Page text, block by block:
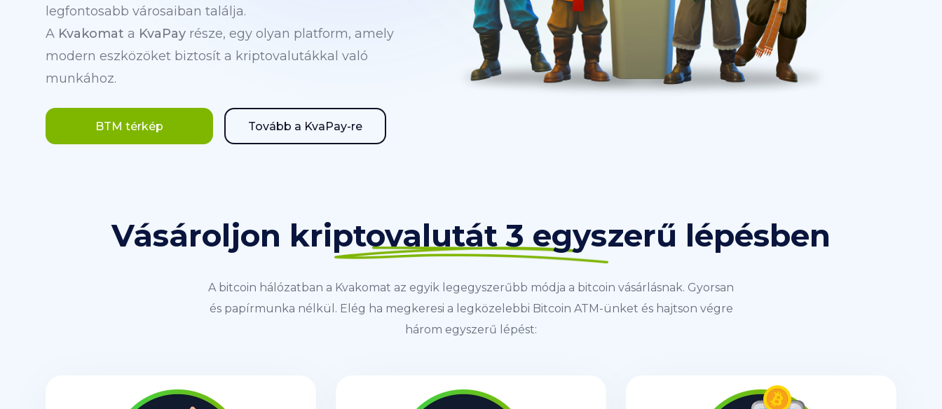
legfontosabb városaiban találja.
A Kvakomat a KvaPay része, egy olyan platform, amely
modern eszközöket biztosít a kriptovalutákkal való
munkához.
BTM térkép Tovább a KvaPay-re
Vásároljon kriptovalutát 3 egyszerű lépésben
A bitcoin hálózatban a Kvakomat az egyik legegyszerűbb módja a bitcoin vásárlásnak. Gyorsan
és papírmunka nélkül. Elég ha megkeresi a legközelebbi Bitcoin ATM-ünket és hajtson végre
három egyszerű lépést: